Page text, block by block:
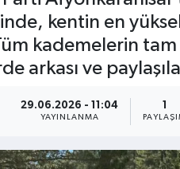
kentin en
kademelerin tam
arkası ve
29.06.2026 - 11:04
YAYINLANMA